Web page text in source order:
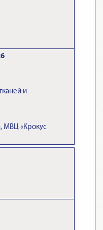
и
МВЦ «Крокус